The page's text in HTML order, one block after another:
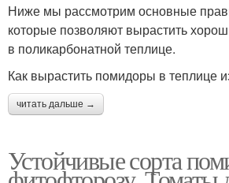
Ниже мы рассмотрим основные
которые позволяют вырастить
в поликарбонатной теплице.
Как вырастить помидоры в теплице
читать дальше →
Устойчивые сорта